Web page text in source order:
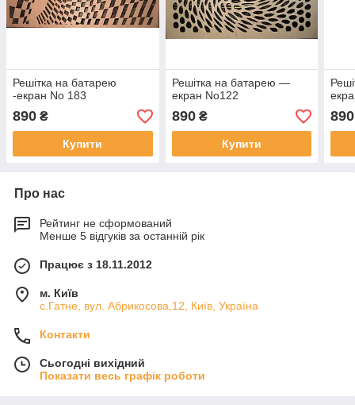
Решітка на батарею
-екран No 183
890 ₴
Купити
Решітка на батарею —
екран No122
890₴
Купити
890
Про нас
Рейтинг не сформований
Менше 5 відгуків за останній рік
Працює з 18.11.2012
м. Київ
с.Гатне, вул. Абрикосова,12, Київ, Україна
Контакти
Сьогодні вихідний
Показати весь графік роботи